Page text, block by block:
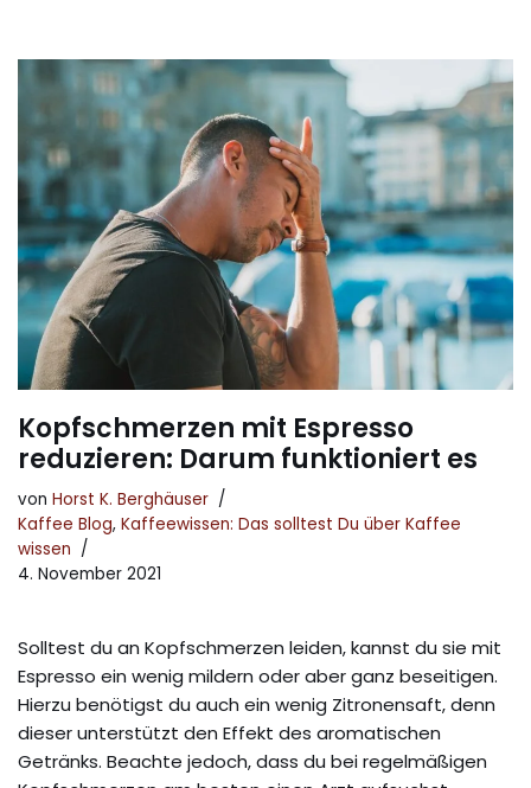
Kopfschmerzen mit Espresso
reduzieren: Darum funktioniert es
von Horst K. Berghäuser
Kaffee Blog, Kaffeewissen: Das solltest Du über Kaffee
wissen
4. November 2021
Solltest du an Kopfschmerzen leiden, kannst du sie mit
Espresso ein wenig mildern oder aber ganz beseitigen.
Hierzu benötigst du auch ein wenig Zitronensaft, denn
dieser unterstützt den Effekt des aromatischen
Getränks. Beachte jedoch, dass du bei regelmäßigen